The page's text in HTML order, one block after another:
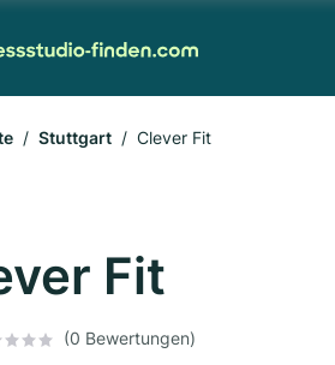
Stuttgart Clever Fit
Fit
(0 Bewertungen)